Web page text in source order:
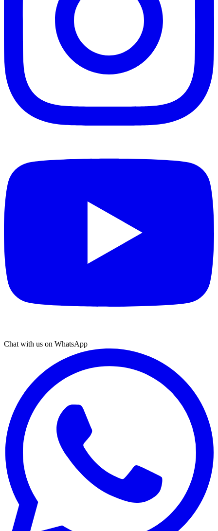
Chat with us on WhatsApp